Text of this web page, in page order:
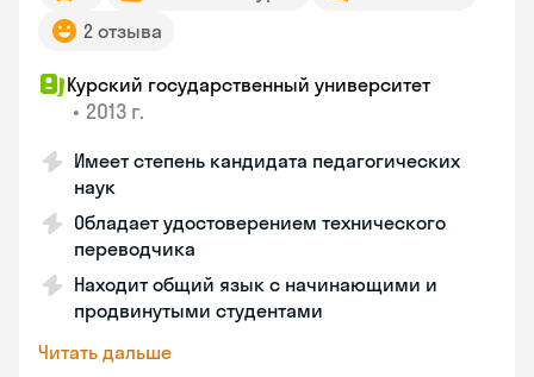
2 отзыва
Курский государственный университет
• 2013 г.
Имеет степень кандидата педагогических
наук
Обладает удостоверением технического
переводчика
Находит общий язык с начинающими и
продвинутыми студентами
Читать дальше